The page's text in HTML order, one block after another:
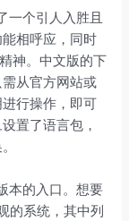
一个引人入胜且
相呼应，同时
神。中文版的下
从官方网站或
行操作，即可
置了语言包，
本的入口。想要
的系统，其中列